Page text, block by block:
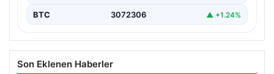
BTC 3072306 ▲ +1.24%
Son Eklenen Haberler